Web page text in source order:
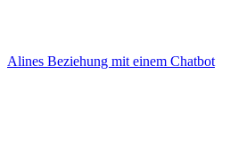
Alines Beziehung mit einem Chatbot